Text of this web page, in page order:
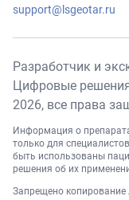
support@lsgeotar.ru
Разработчик и
Цифровые
2026, все права
Информация о
только для
быть использованы
решения об их
Запрещено копирование